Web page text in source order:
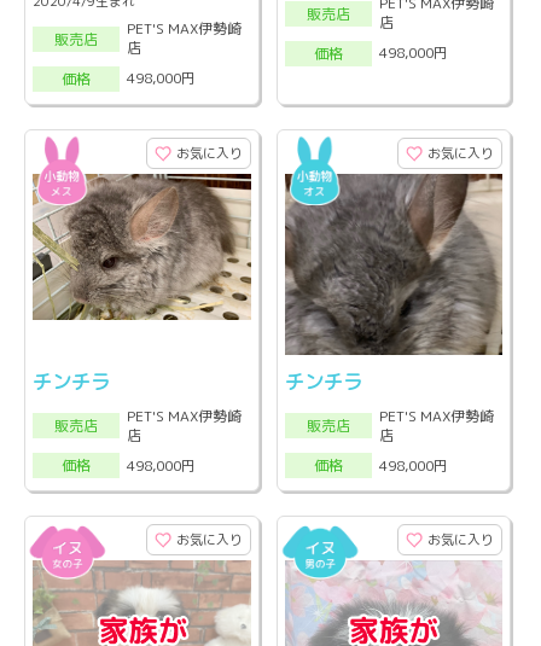
販売店
PET'S MAX伊勢崎
店
価格
498,000円
販売店
店
価格
498,000円
お気に入り
チンチラ
販売店
PET'S MAX伊勢崎
店
価格
498,000円
お気に入り
チンチラ
販売店
PET'S MAX伊勢崎
店
価格
498,000円
お気に入り お気に入り